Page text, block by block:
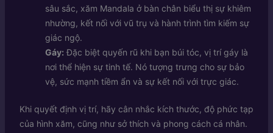
sâu sắc, xăm Mandala ở bàn chân biểu thị sự khiêm
nhường, kết nối với vũ trụ và hành trình tìm kiếm sự
giác ngộ.
Gáy: Đặc biệt quyến rũ khi bạn búi tóc, vị trí gáy là
nơi thể hiện sự tinh tế. Nó tượng trưng cho sự bảo
vệ, sức mạnh tiềm ẩn và sự kết nối với trực giác.
Khi quyết định vị trí, hãy cân nhắc kích thước, độ phức tạp
của hình xăm, cũng như sở thích và phong cách cá nhân.